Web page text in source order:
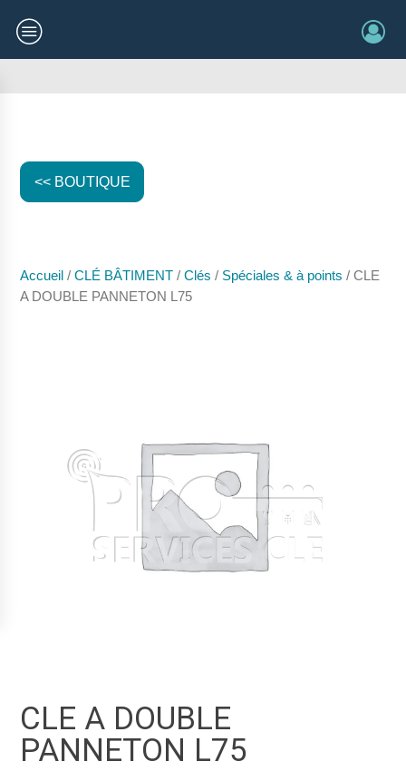
<< BOUTIQUE
Accueil /CLÉ BÂTIMENT /Clés / Spéciales & à points / CLE
A DOUBLE PANNETON L75
CLE A DOUBLE
PANNETON L75